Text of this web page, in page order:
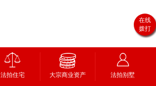
法拍住宅 大宗商业资产 法拍别墅
在线
拨打